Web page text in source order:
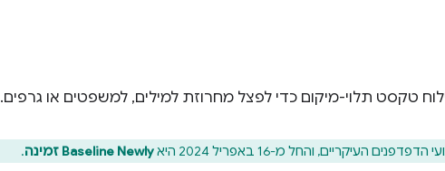
טקסט תלוי-מיקום כדי לפצל מחרוזת למילים, למשפטים או גרפים.
העיקריים, והחל מ-16 באפריל 2024 היא Baseline Newly זמינה .